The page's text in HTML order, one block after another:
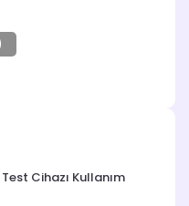
Cihazı Kullanım